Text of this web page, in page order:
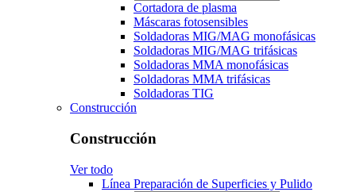
Cortadora de plasma
Máscaras fotosensibles
Soldadoras MIG/MAG monofásicas
Soldadoras MIG/MAG trifásicas
Soldadoras MMA monofásicas
Soldadoras MMA trifásicas
Soldadoras TIG
Construcción
Construcción
Ver todo
Línea Preparación de Superficies y Pulido